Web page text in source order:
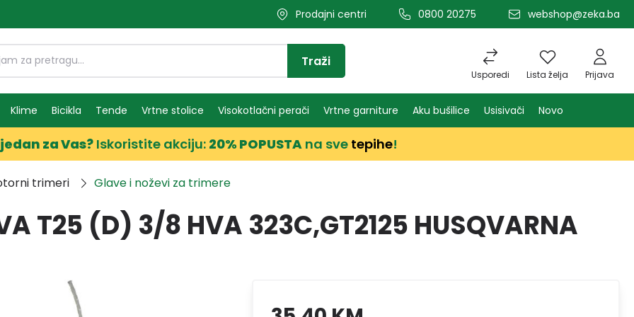
Prodajni centri 0800 20275 webshop@zeka.ba
Usporedi Lista želja Prijava
Traži
Klime Bicikla Tende Vrtne stolice Visokotlačni perači Vrtne garniture Aku bušilice Usisivači Novo
za Vas?Iskoristite akciju: 20% POPUSTA na sve tepihe!
trimeri Glave i noževi za trimere
T25 (D) 3/8 HVA 323C,GT2125 HUSQVARNA